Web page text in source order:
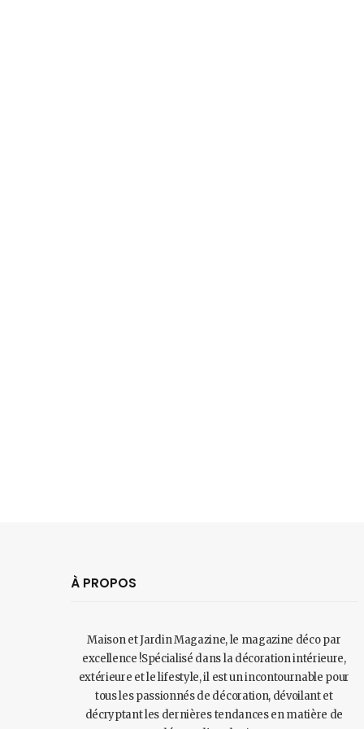
À PROPOS
Maison et Jardin Magazine, le magazine déco par
excellence !Spécialisé dans la décoration intérieure,
extérieure et le lifestyle, il est un incontournable pour
tous les passionnés de décoration, dévoilant et
décryptant les dernières tendances en matière de